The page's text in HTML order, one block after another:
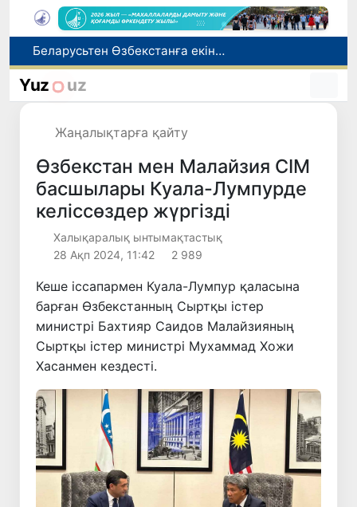
Адам саудасынан зардап шеккен азаматтар әлеуметтік қызметтермен қамтылады
Тарихи күн: Өзбекстанның «Самарқант-2028» жасанды серігі орбитаға сәтті шығарылды
Yuz uz
Жаңалықтарға қайту
Өзбекстан мен Малайзия СІМ
басшылары Куала-Лумпурде
келіссөздер жүргізді
Халықаралық ынтымақтастық
28 Ақп 2024, 11:42
2 989
Кеше іссапармен Куала-Лумпур қаласына
барған Өзбекстанның Сыртқы істер
министрі Бахтияр Саидов Малайзияның
Сыртқы істер министрі Мухаммад Хожи
Хасанмен кездесті.